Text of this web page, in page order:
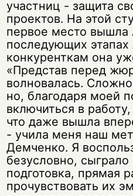
участниц - защита
проектов. На этой
первое место
последующих
конкуренткам она
«Представ перед
волновалась.
но, благодаря моей
включиться в
что даже вышла
- учила меня наш
Демченко. Я
безусловно,
подготовка, прямая
прочувствовать их